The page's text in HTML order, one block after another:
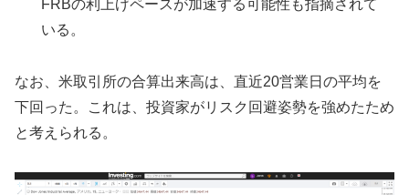
FRBの利上げペースが加速する可能性も指摘されて
いる。
なお、米取引所の合算出来高は、直近20営業日の平均を
下回った。これは、投資家がリスク回避姿勢を強めたため
と考えられる。